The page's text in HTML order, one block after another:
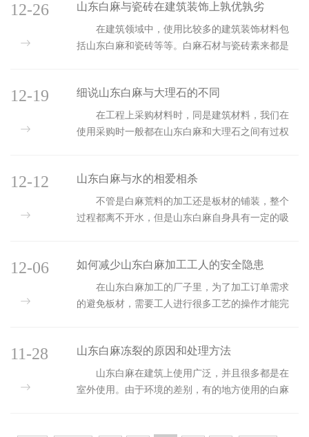
原因：&nbs...
山东白麻与瓷砖在建筑装饰上孰优孰劣
在建筑领域中，使用比较多的建筑装饰材料包
括山东白麻和瓷砖等等。白麻石材与瓷砖素来都是
者，瓷砖与石材到...
12-26
细说山东白麻与大理石的不同
在工程上采购材料时，同是建筑材料，我们在
使用采购时一般都在山东白麻和大理石之间有过权
不同有哪些：&...
12-19
山东白麻与水的相爱相杀
不管是白麻荒料的加工还是板材的铺装，整个
过程都离不开水，但是山东白麻自身具有一定的吸
其装饰效果。今...
12-12
如何减少山东白麻加工工人的安全隐患
在山东白麻加工的厂子里，为了加工订单需求
的避免板材，需要工人进行很多工艺的操作才能完
全隐患呢，今天...
12-06
山东白麻冻裂的原因和处理方法
山东白麻在建筑上使用广泛，并且很多都是在
室外使用。由于环境的差别，有的地方使用的白麻
11-28